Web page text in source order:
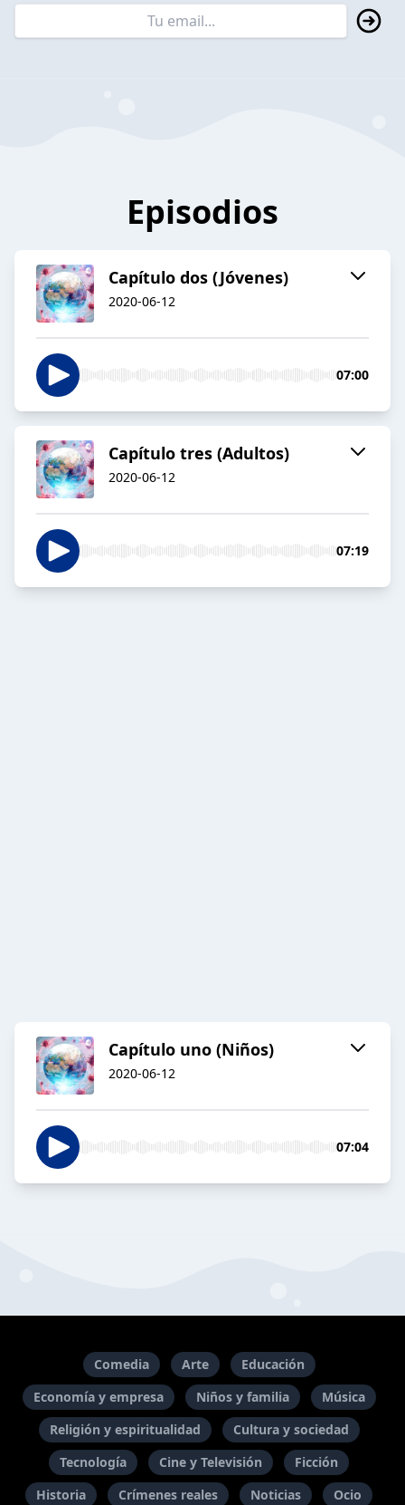
Episodios
Capítulo dos (Jóvenes)
2020-06-12
07:00
Capítulo tres (Adultos)
2020-06-12
07:19
Capítulo uno (Niños)
2020-06-12
07:04
Comedia Arte
Educación
Economía y empresa
Niños y familia
Música
Religión y espiritualidad
Cultura y sociedad
Tecnología
Cine y Televisión
Ficción
Historia
Crímenes reales Noticias Ocio